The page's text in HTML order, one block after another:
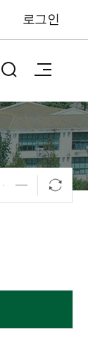
로그인